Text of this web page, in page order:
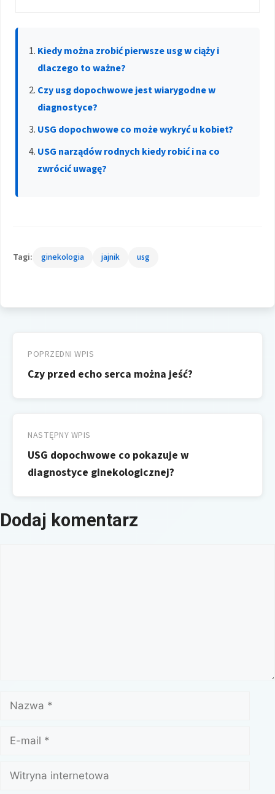
Kiedy można zrobić pierwsze usg w ciąży i
dlaczego to ważne?
Czy usg dopochwowe jest wiarygodne w
diagnostyce?
USG dopochwowe co może wykryć u kobiet?
USG narządów rodnych kiedy robić i na co
zwrócić uwagę?
Tagi: ginekologia jajnik usg
wpisu
POPRZEDNI WPIS
Czy przed echo serca można jeść?
NASTĘPNY WPIS
USG dopochwowe co pokazuje w
diagnostyce ginekologicznej?
Dodaj komentarz
Nazwa
mail
Witryna
internetowa